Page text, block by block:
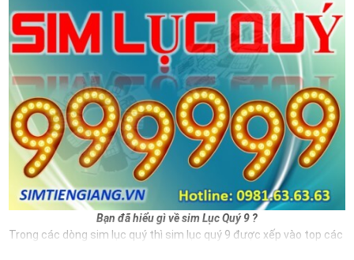
Bạn đã hiểu gì về sim Lục Quý 9 ?
Trong các dòng sim lục quý thì sim lục quý 9 được xếp vào top các